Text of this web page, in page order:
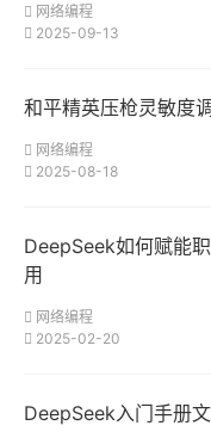
网络编程
2025-09-13
和平精英压枪灵敏度
网络编程
2025-08-18
DeepSeek如何赋能
用
网络编程
2025-02-20
DeepSeek入门手册